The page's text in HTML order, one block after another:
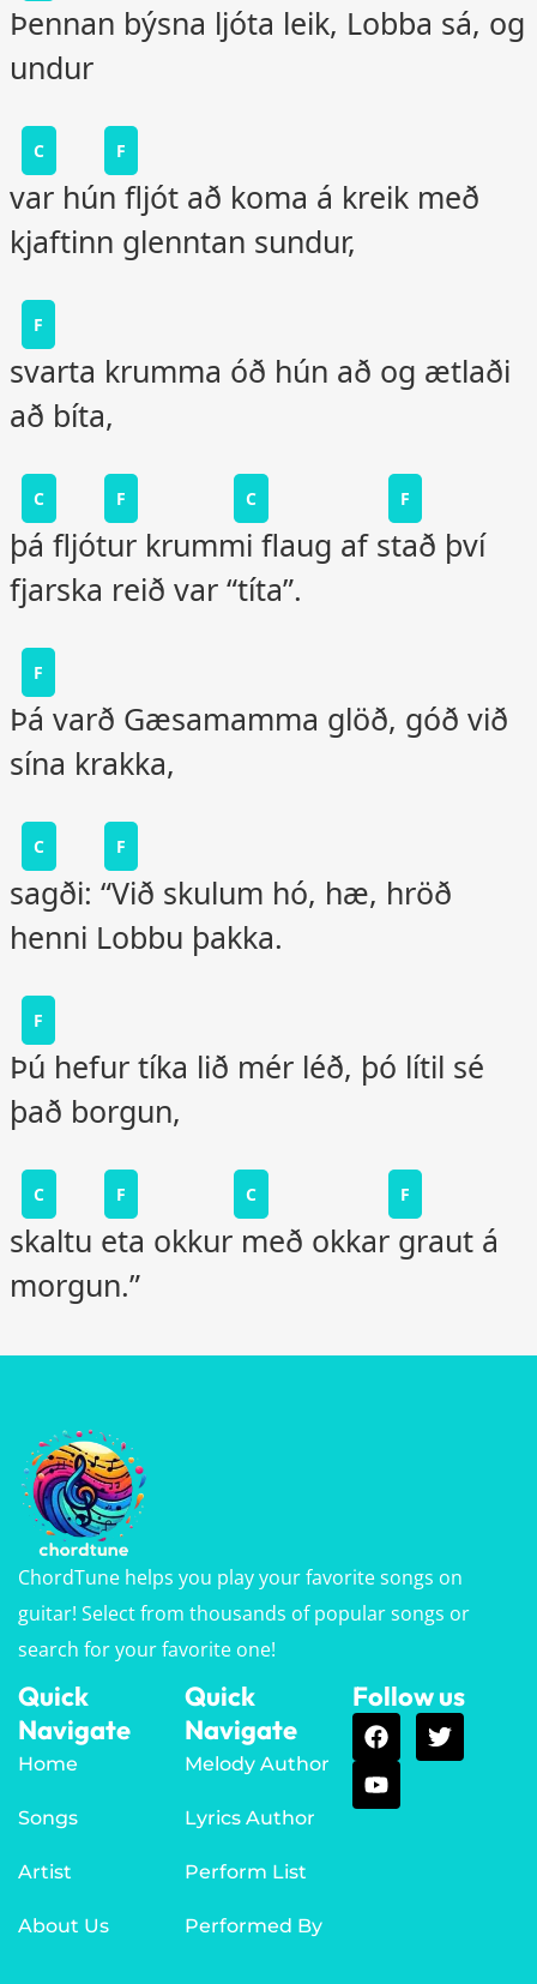
Þennan býsna ljóta leik, Lobba sá, og
undur
C F
var hún fljót að koma á kreik með
kjaftinn glenntan sundur,
F
svarta krumma óð hún að og ætlaði
að bíta,
C F C F
þá fljótur krummi flaug af stað því
fjarska reið var “títa”.
F
Þá varð Gæsamamma glöð, góð við
sína krakka,
C F
sagði: “Við skulum hó, hæ, hröð
henni Lobbu þakka.
F
Þú hefur tíka lið mér léð, þó lítil sé
það borgun,
C F C F
skaltu eta okkur með okkar graut á
morgun.”
ChordTune helps you play your favorite songs on
guitar! Select from thousands of popular songs or
search for your favorite one!
Quick
Navigate
Home
Songs
Artist
About Us
Quick
Navigate
Melody Author
Lyrics Author
Perform List
Performed By
Follow us